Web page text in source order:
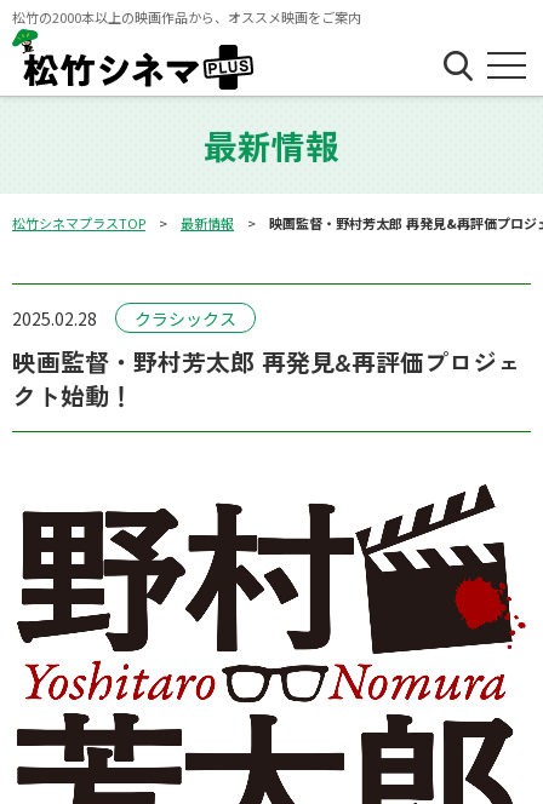
松竹の2000本以上の映画作品から、オススメ映画をご案内
最新情報
松竹シネマプラスTOP 最新情報 映画監督・野村芳太郎 再発見&再評価プロジ
2025.02.28 クラシックス
映画監督・野村芳太郎 再発見&再評価プロジェ
クト始動！